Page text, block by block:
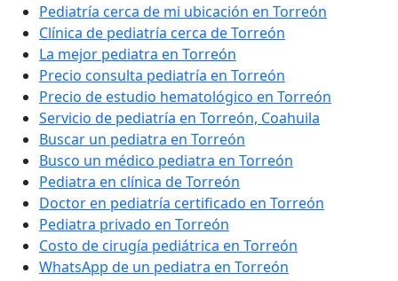
Pediatría cerca de mi ubicación en Torreón
Clínica de pediatría cerca de Torreón
La mejor pediatra en Torreón
Precio consulta pediatría en Torreón
Precio de estudio hematológico en Torreón
Servicio de pediatría en Torreón, Coahuila
Buscar un pediatra en Torreón
Busco un médico pediatra en Torreón
Pediatra en clínica de Torreón
Doctor en pediatría certificado en Torreón
Pediatra privado en Torreón
Costo de cirugía pediátrica en Torreón
WhatsApp de un pediatra en Torreón